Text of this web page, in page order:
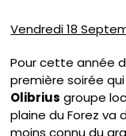
Vendredi 18
Pour cette année
première soirée
Olibrius groupe
plaine du Forez va
moins connu du